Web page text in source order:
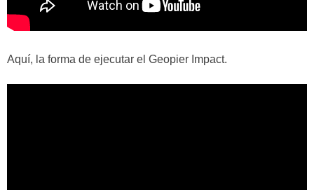
Aquí, la forma de ejecutar el Geopier Impact.